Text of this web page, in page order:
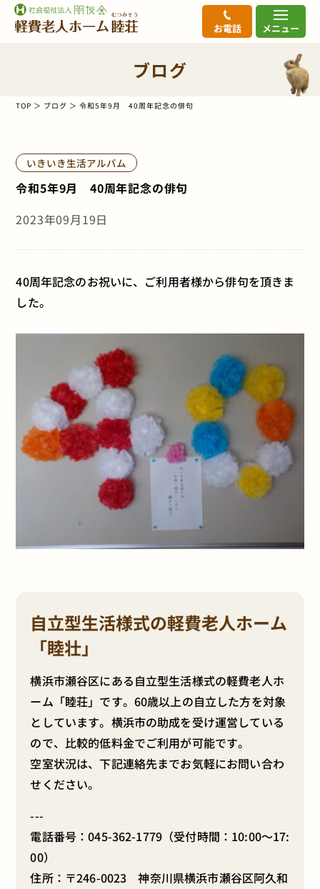
メニュー
お電話
ブログ
TOP ブログ 令和5年9月 40周年記念の俳句
いきいき生活アルバム
令和5年9月 40周年記念の俳句
2023年09月19日
40周年記念のお祝いに、ご利用者様から俳句を頂きま
した。
自立型生活様式の軽費老人ホーム
「睦壮」
横浜市瀬谷区にある自立型生活様式の軽費老人ホ
ーム「睦荘」です。60歳以上の自立した方を対象
としています。横浜市の助成を受け運営している
ので、比較的低料金でご利用が可能です。
空室状況は、下記連絡先までお気軽にお問い合わ
せください。
---
電話番号：045-362-1779 （受付時間：10:00～17:
00）
住所：〒246-0023 神奈川県横浜市瀬谷区阿久和